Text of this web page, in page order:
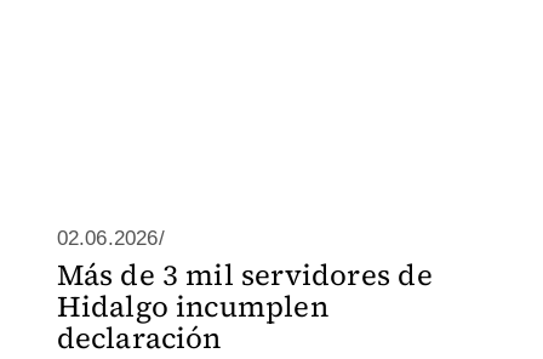
02.06.2026/
Más de 3 mil servidores de
Hidalgo incumplen
declaración